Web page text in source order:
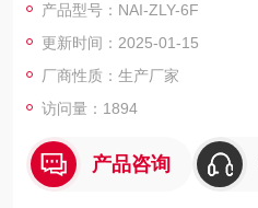
产品型号：NAI-ZLY-6F
更新时间：2025-01-15
厂商性质：生产厂家
访问量：1894
产品咨询